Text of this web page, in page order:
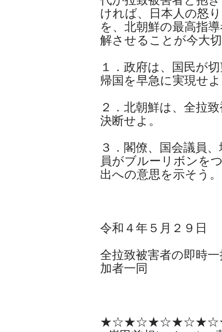
ければ、日本人の怒
を、北朝鮮の最高指
解させることが今大
１．政府は、国民が
帰国を早急に実現せ
２．北朝鮮は、全拉
決断せよ。
３．閣僚、国会議員
員がブルーリボンを
出への意思を示そう。
令和４年５月２９日
全拉致被害者の即時
加者一同